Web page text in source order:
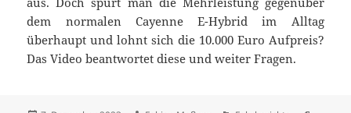
dem normalen Cayenne E-Hybrid im Alltag
überhaupt und lohnt sich die 10.000 Euro Aufpreis?
Das Video beantwortet diese und weiter Fragen.